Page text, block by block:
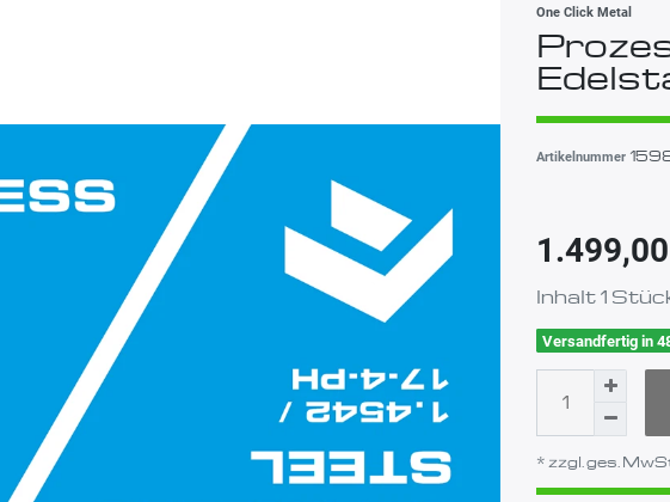
One Click Metal
Artikelnummer
Inhalt 1
Versandfertig in
* zzgl. ges.